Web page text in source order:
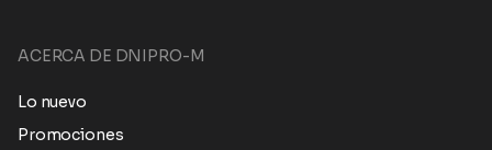
ACERCA DE DNIPRO-M
Lo nuevo
Promociones